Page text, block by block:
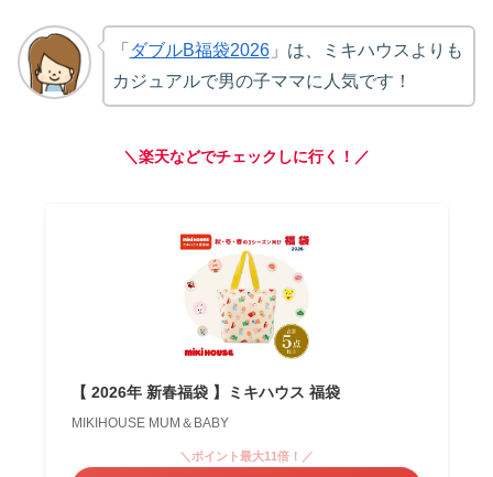
「 ダブルB福袋2026」は、ミキハウスよりも
カジュアルで男の子ママに人気です！
＼楽天などでチェックしに行く！／
【 2026年 新春福袋 】ミキハウス 福袋
MIKIHOUSE MUM＆BABY
＼ポイント最大11倍！／